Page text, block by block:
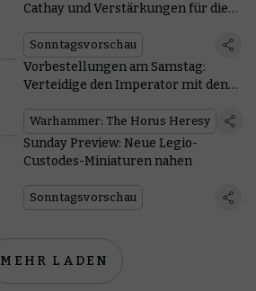
Cathay und Verstärkungen für die
Sonntagsvorschau
Vorbestellungen am Samstag:
Verteidige den Imperator mit den
Custodes
Warhammer: The Horus Heresy
Sunday Preview: Neue Legio-
Custodes-Miniaturen nahen
Sonntagsvorschau
MEHR LADEN